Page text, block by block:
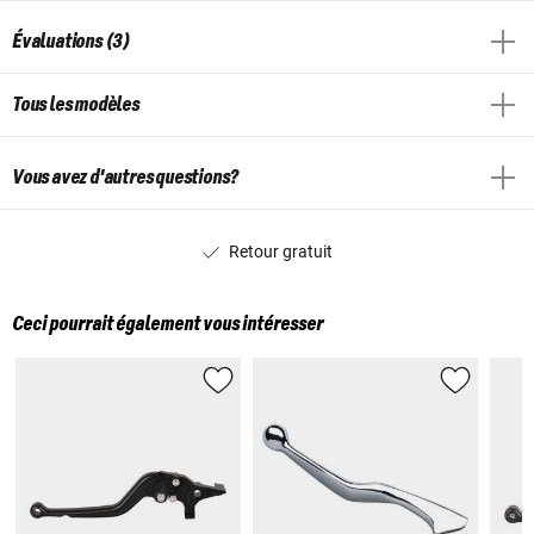
Évaluations (3)
Tous les modèles
Vous avez d'autres questions?
Retour gratuit
Ceci pourrait également vous intéresser